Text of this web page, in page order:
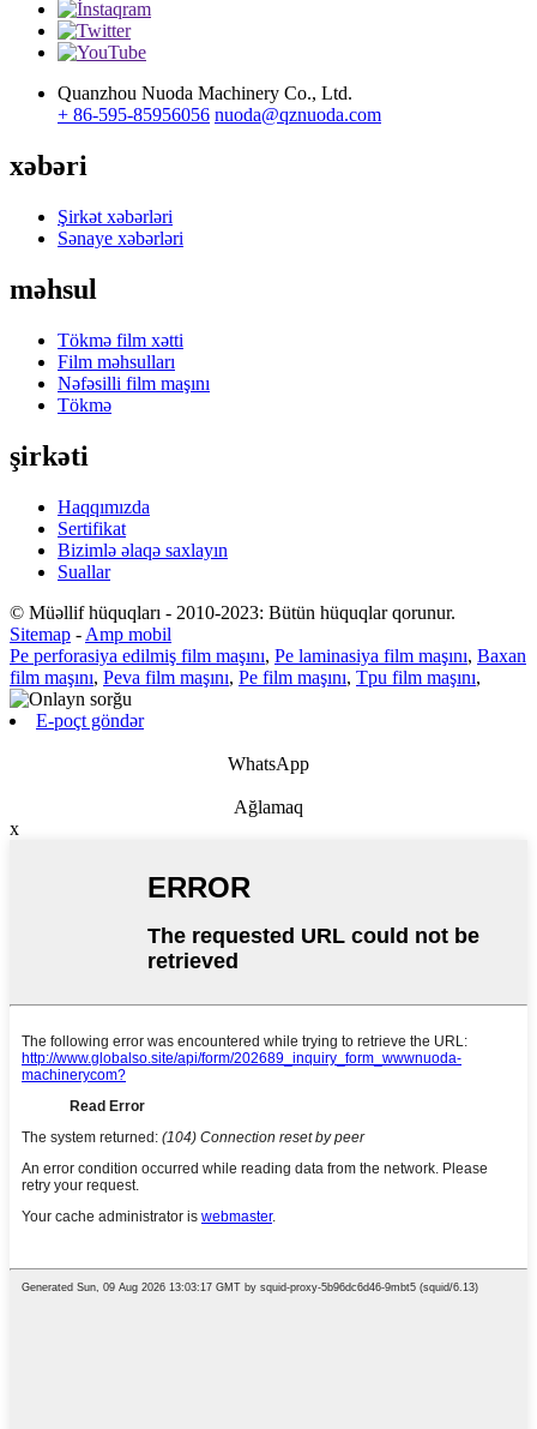
Quanzhou Nuoda Machinery Co., Ltd.
+ 86-595-85956056 nuoda@qznuoda.com
xəbəri
Şirkət xəbərləri
Sənaye xəbərləri
məhsul
Tökmə film xətti
Film məhsulları
Nəfəsilli film maşını
Tökmə
şirkəti
Haqqımızda
Sertifikat
Bizimlə əlaqə saxlayın
Suallar
© Müəllif hüquqları - 2010-2023: Bütün hüquqlar qorunur.
Sitemap - Amp mobil
Pe perforasiya edilmiş film maşını, Pe laminasiya film maşını, Baxan
film maşını, Peva film maşını, Pe film maşını, Tpu film maşını,
E-poçt göndər
WhatsApp
Ağlamaq
x